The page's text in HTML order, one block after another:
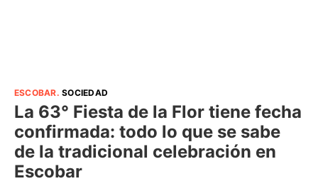
ESCOBAR.SOCIEDAD
La 63° Fiesta de la Flor tiene fecha
confirmada: todo lo que se sabe
de la tradicional celebración en
Escobar